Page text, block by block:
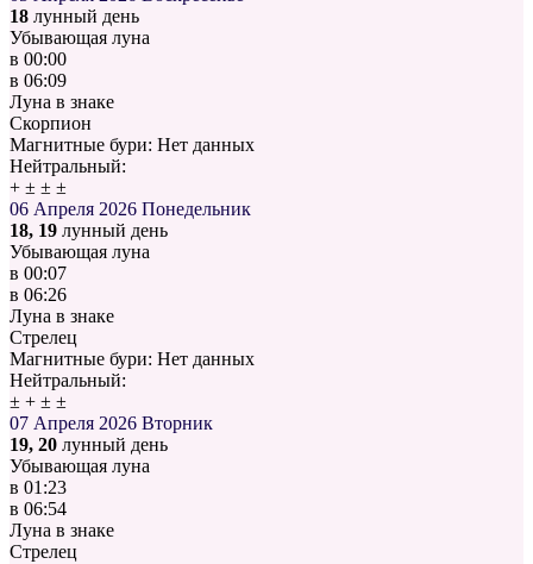
18 лунный день
Убывающая луна
в 00:00
в 06:09
Луна в знаке
Скорпион
Магнитные бури: Нет данных
Нейтральный:
+ ± ± ±
06 Апреля 2026 Понедельник
18, 19 лунный день
Убывающая луна
в 00:07
в 06:26
Луна в знаке
Стрелец
Магнитные бури: Нет данных
Нейтральный:
± + ± ±
07 Апреля 2026 Вторник
19, 20 лунный день
Убывающая луна
в 01:23
в 06:54
Луна в знаке
Стрелец